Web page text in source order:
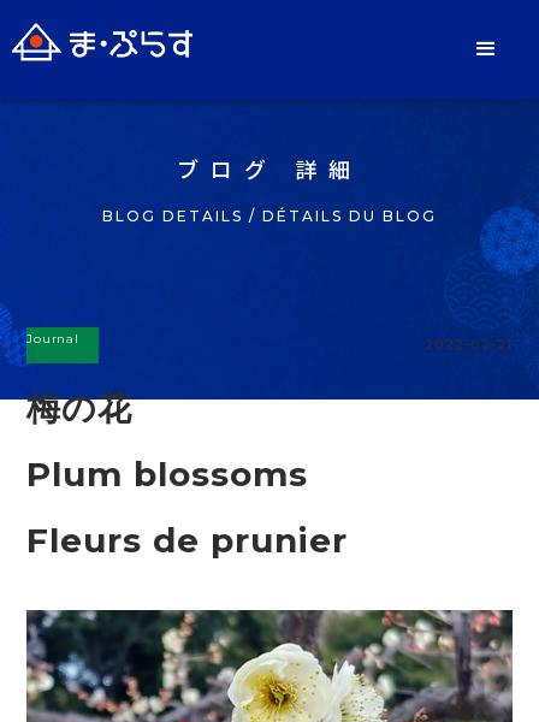
ブログ 詳細
BLOG DETAILS / DÉTAILS DU BLOG
Journal 2022-02-21
梅の花
Plum blossoms
Fleurs de prunier